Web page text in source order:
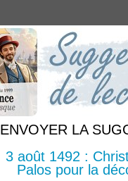
ENVOYER LA
3 août 1492 :
Palos pour la